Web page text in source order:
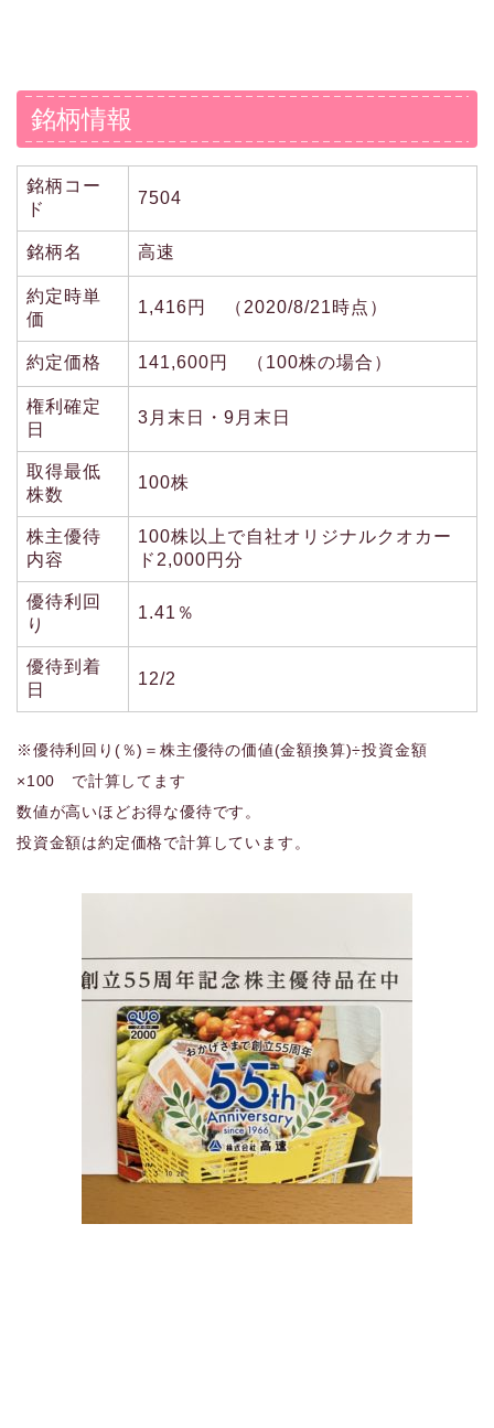
銘柄情報
銘柄コー
ド
7504
銘柄名 高速
約定時単
価
1,416円 （2020/8/21時点）
約定価格 141,600円 （100株の場合）
権利確定
日
3月末日・9月末日
取得最低
株数
100株
株主優待
内容
100株以上で自社オリジナルクオカー
ド2,000円分
優待利回
り
1.41％
優待到着
日
12/2
※優待利回り(％)＝株主優待の価値(金額換算)÷投資金額
×100 で計算してます
数値が高いほどお得な優待です。
投資金額は約定価格で計算しています。